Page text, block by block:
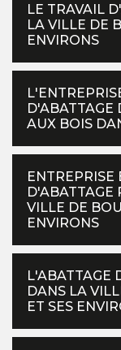
LE TRAVAIL
LA VILLE DE
ENVIRONS
D'ABATTAGE
AUX BOIS
ENTREPRISE
D'ABATTAGE
VILLE DE
ENVIRONS
L'ABATTAGE
DANS LA
ET SES